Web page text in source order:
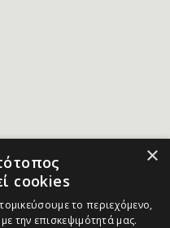
×
cookies
το περιεχόμενο,
την επισκεψιμότητά μας.